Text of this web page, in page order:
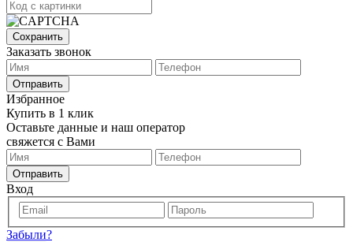
Сохранить
Заказать звонок
Отправить
Избранное
Купить в 1 клик
Оставьте данные и наш оператор
свяжется с Вами
Отправить
Вход
Забыли?